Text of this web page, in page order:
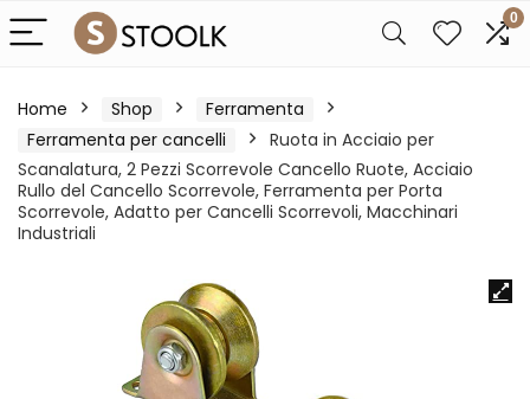
0
Home Shop
Ferramenta
Ferramenta per cancelli
Ruota in Acciaio per
Scanalatura, 2 Pezzi Scorrevole Cancello Ruote, Acciaio
Rullo del Cancello Scorrevole, Ferramenta per Porta
Scorrevole, Adatto per Cancelli Scorrevoli, Macchinari
Industriali